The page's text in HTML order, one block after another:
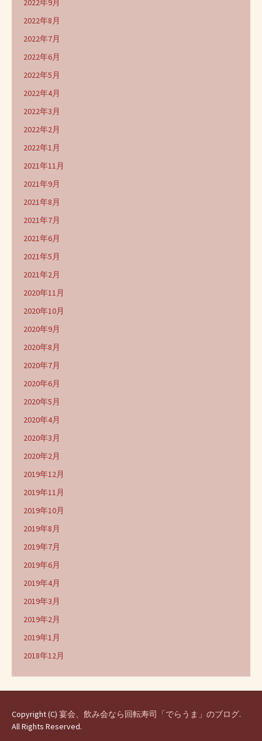
2022年9月
2022年8月
2022年7月
2022年6月
2022年5月
2022年4月
2022年3月
2022年2月
2022年1月
2021年11月
2021年9月
2021年8月
2021年7月
2021年6月
2021年5月
2021年2月
2020年11月
2020年10月
2020年9月
2020年8月
2020年7月
2020年6月
2020年5月
2020年4月
2020年3月
2020年2月
2019年12月
2019年11月
2019年10月
2019年8月
2019年7月
2019年6月
2019年4月
2019年3月
2019年2月
2019年1月
2018年12月
Copyright (C) 宴会、飲み会なら回転寿司「でらうま」のブログ.
All Rights Reserved.